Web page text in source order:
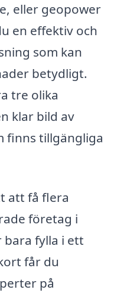
eller geopower
en effektiv och
som kan
betydligt.
tre olika
klar bild av
finns tillgängliga
att få flera
företag i
bara fylla i ett
får du
på